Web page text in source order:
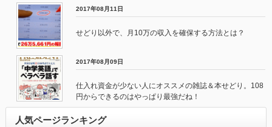
2017年08月11日
せどり以外で、月10万の収入を確保する方法とは？
2017年08月09日
仕入れ資金が少ない人にオススメの雑誌＆本せどり。108
円からできるのはやっぱり最強だね！
人気ページランキング